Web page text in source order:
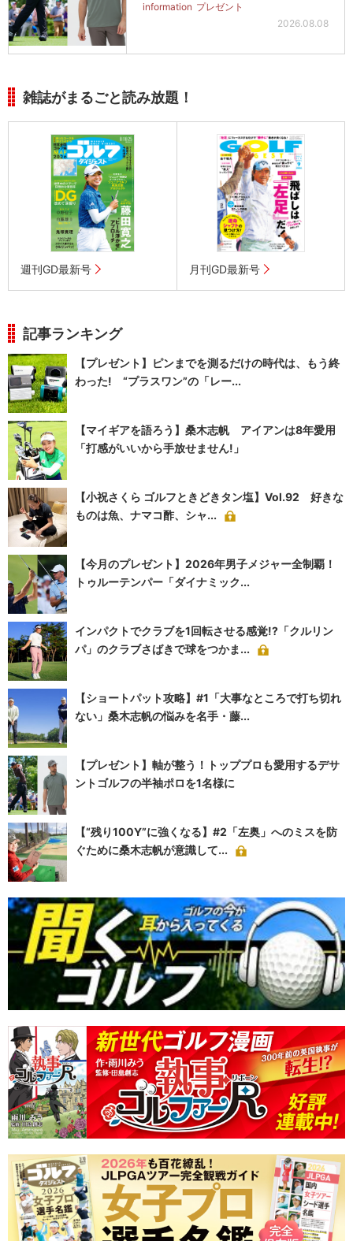
information プレゼント
2026.08.08
雑誌がまるごと読み放題！
週刊GD最新号 月刊GD最新号
記事ランキング
【プレゼント】ピンまでを測るだけの時代は、もう終
わった! “プラスワン”の「レー...
【マイギアを語ろう】桑木志帆 アイアンは8年愛用
「打感がいいから手放せません!」
【小祝さくら ゴルフときどきタン塩】Vol.92 好きな
ものは魚、ナマコ酢、シャ...
【今月のプレゼント】2026年男子メジャー全制覇！
トゥルーテンパー「ダイナミック...
インパクトでクラブを1回転させる感覚!?「クルリン
パ」のクラブさばきで球をつかま...
【ショートパット攻略】#1「大事なところで打ち切れ
ない」桑木志帆の悩みを名手・藤...
【プレゼント】軸が整う！トッププロも愛用するデサ
ントゴルフの半袖ポロを1名様に
【“残り100Y”に強くなる】#2「左奥」へのミスを防
ぐために桑木志帆が意識して...